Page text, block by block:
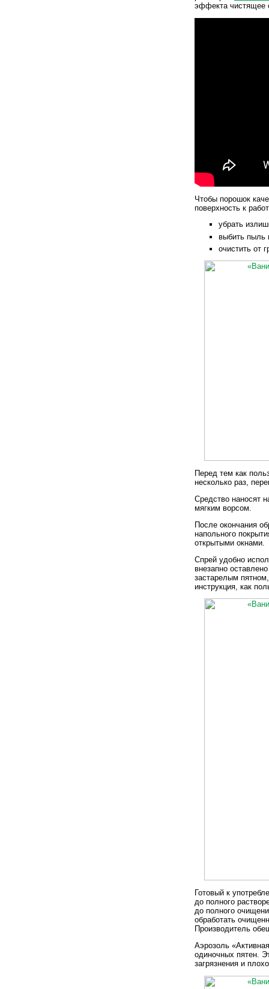
эффекта чистящее
Чтобы порошок
поверхность к
убрать
выбить пыль
очистить от
Перед тем как
несколько раз,
Средство наносят
мягким ворсом.
После окончания
напольного
открытыми окнами.
Спрей удобно
внезапно
застарелым
инструкция, как
Готовый к
до полного
до полного
обработать
Производитель
Аэрозоль
одиночных пятен.
загрязнения и